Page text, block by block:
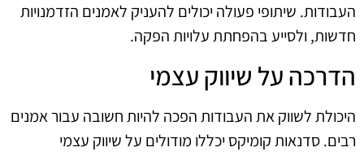
העבודות. שיתופי פעולה יכולים להעניק לאמנים הזדמנויות
חדשות, ולסייע בהפחתת עלויות הפקה.
הדרכה על שיווק עצמי
היכולת לשווק את העבודות הפכה להיות חשובה עבור אמנים
רבים. סדנאות קומיקס יכללו מודולים על שיווק עצמי